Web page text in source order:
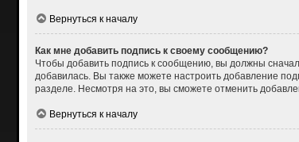
Вернуться к началу
Как мне добавить подпись к своему сообщению?
Чтобы добавить подпись к сообщению, вы должны
добавилась. Вы также можете настроить добавление
разделе. Несмотря на это, вы сможете отменить
Вернуться к началу